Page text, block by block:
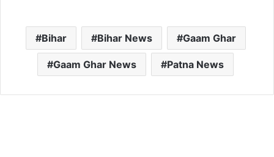
Bihar Bihar News Gaam Ghar
Gaam Ghar News Patna News